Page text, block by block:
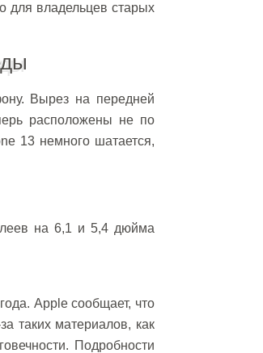
для владельцев старых
Вырез на передней
расположены не по
13 немного шатается,
на 6,1 и 5,4 дюйма
Apple сообщает, что
таких материалов, как
Подробности